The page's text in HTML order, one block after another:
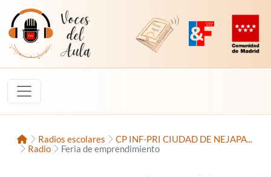
Saltar al contenido
Voces del Aula
Revista Digital de EducaMadrid
Plataforma de
InicioRadios escolares
CP INF-PRI CIUDAD DE NEJAPA...
Radio
Feria de emprendimiento